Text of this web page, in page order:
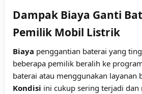
Dampak Biaya Ganti
Pemilik Mobil Listrik
Biaya penggantian baterai yang
beberapa pemilik beralih ke
baterai atau menggunakan layanan
Kondisi ini cukup sering terjadi dan